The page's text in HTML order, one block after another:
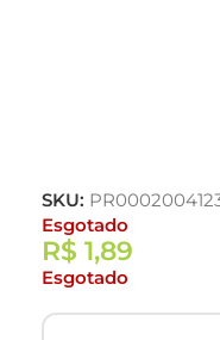
SKU:
Esgotado
R$ 1,89
Esgotado